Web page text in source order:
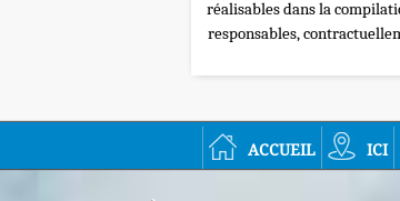
réalisables dans la
responsables,
accueil ici